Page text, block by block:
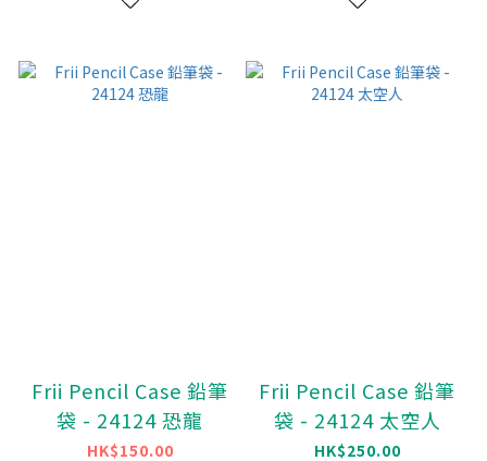
Frii Pencil Case 鉛筆
袋 - 24124 恐龍
HK$150.00
Frii Pencil Case 鉛筆
袋 - 24124 太空人
HK$250.00